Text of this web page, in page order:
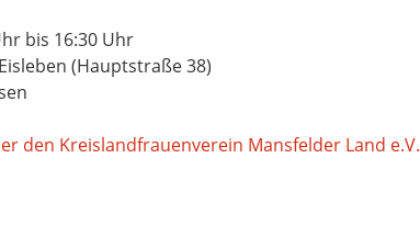
bis 16:30 Uhr
(Hauptstraße 38)
den Kreislandfrauenverein Mansfelder Land e.V.